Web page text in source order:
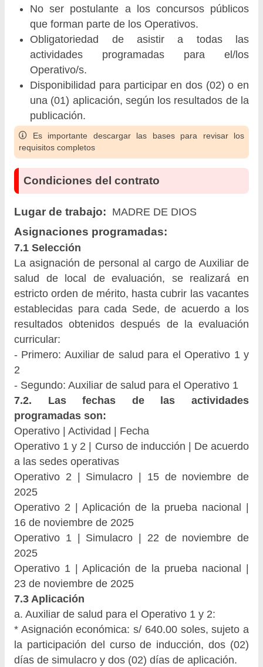
No ser postulante a los concursos públicos
que forman parte de los Operativos.
Obligatoriedad de asistir a todas las
actividades programadas para el/los
Operativo/s.
Disponibilidad para participar en dos (02) o en
una (01) aplicación, según los resultados de la
publicación.
Es importante descargar las bases para revisar los
requisitos completos
Condiciones del contrato
Lugar de trabajo: MADRE DE DIOS
Asignaciones programadas:
7.1 Selección
La asignación de personal al cargo de Auxiliar de
salud de local de evaluación, se realizará en
estricto orden de mérito, hasta cubrir las vacantes
establecidas para cada Sede, de acuerdo a los
resultados obtenidos después de la evaluación
curricular:
- Primero: Auxiliar de salud para el Operativo 1 y
2
- Segundo: Auxiliar de salud para el Operativo 1
7.2. Las fechas de las actividades
programadas son:
Operativo | Actividad | Fecha
Operativo 1 y 2 | Curso de inducción | De acuerdo
a las sedes operativas
Operativo 2 | Simulacro | 15 de noviembre de
2025
Operativo 2 | Aplicación de la prueba nacional |
16 de noviembre de 2025
Operativo 1 | Simulacro | 22 de noviembre de
2025
Operativo 1 | Aplicación de la prueba nacional |
23 de noviembre de 2025
7.3 Aplicación
a. Auxiliar de salud para el Operativo 1 y 2:
* Asignación económica: s/ 640.00 soles, sujeto a
la participación del curso de inducción, dos (02)
días de simulacro y dos (02) días de aplicación.